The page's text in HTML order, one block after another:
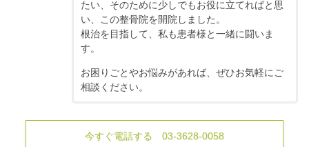
たい、そのために少しでもお役に立てればと思
い、この整骨院を開院しました。
根治を目指して、私も患者様と一緒に闘いま
す。
お困りごとやお悩みがあれば、ぜひお気軽にご
相談ください。
今すぐ電話する 03-3628-0058